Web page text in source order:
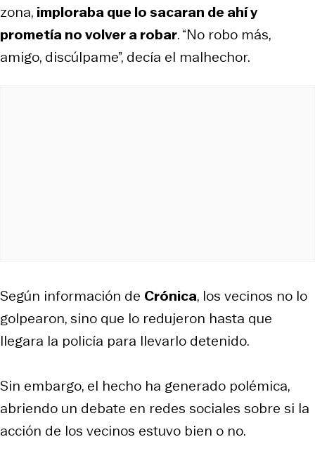
zona, imploraba que lo sacaran de ahí y
prometía no volver a robar. “No robo más,
amigo, discúlpame”, decía el malhechor.
Según información de Crónica, los vecinos no lo
golpearon, sino que lo redujeron hasta que
llegara la policía para llevarlo detenido.
Sin embargo, el hecho ha generado polémica,
abriendo un debate en redes sociales sobre si la
acción de los vecinos estuvo bien o no.